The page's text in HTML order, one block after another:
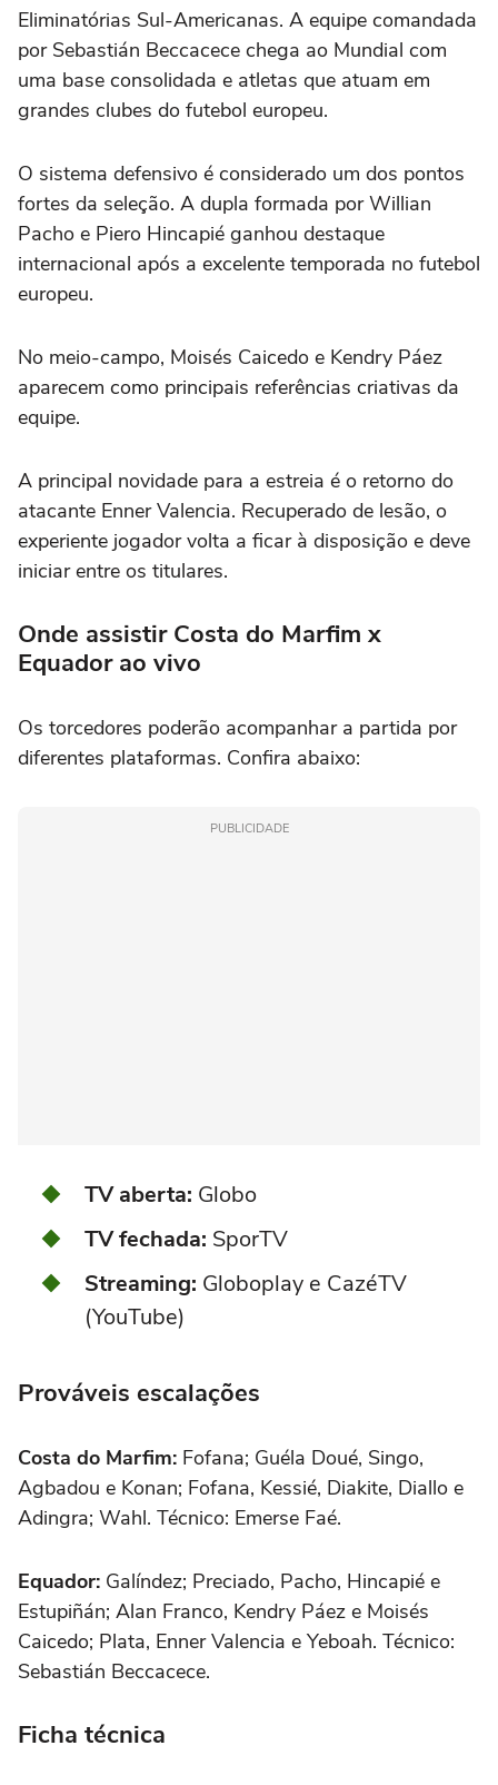
Eliminatórias Sul-Americanas. A equipe comandada
por Sebastián Beccacece chega ao Mundial com
uma base consolidada e atletas que atuam em
grandes clubes do futebol europeu.
O sistema defensivo é considerado um dos pontos
fortes da seleção. A dupla formada por Willian
Pacho e Piero Hincapié ganhou destaque
internacional após a excelente temporada no futebol
europeu.
No meio-campo, Moisés Caicedo e Kendry Páez
aparecem como principais referências criativas da
equipe.
A principal novidade para a estreia é o retorno do
atacante Enner Valencia. Recuperado de lesão, o
experiente jogador volta a ficar à disposição e deve
iniciar entre os titulares.
Onde assistir Costa do Marfim x
Equador ao vivo
Os torcedores poderão acompanhar a partida por
diferentes plataformas. Confira abaixo:
PUBLICIDADE
TV aberta: Globo
TV fechada: SporTV
Streaming: Globoplay e CazéTV
(YouTube)
Prováveis escalações
Costa do Marfim: Fofana; Guéla Doué, Singo,
Agbadou e Konan; Fofana, Kessié, Diakite, Diallo e
Adingra; Wahl. Técnico: Emerse Faé.
Equador: Galíndez; Preciado, Pacho, Hincapié e
Estupiñán; Alan Franco, Kendry Páez e Moisés
Caicedo; Plata, Enner Valencia e Yeboah. Técnico:
Sebastián Beccacece.
Ficha técnica